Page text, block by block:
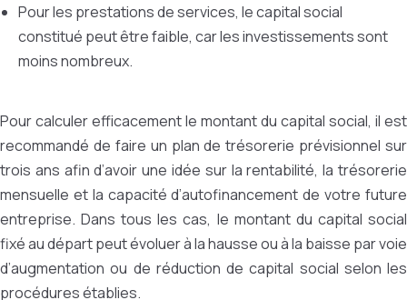
Pour les prestations de services, le capital social
constitué peut être faible, car les investissements sont
moins nombreux.
Pour calculer efficacement le montant du capital social, il est
recommandé de faire un plan de trésorerie prévisionnel sur
trois ans afin d’avoir une idée sur la rentabilité, la trésorerie
mensuelle et la capacité d’autofinancement de votre future
entreprise. Dans tous les cas, le montant du capital social
fixé au départ peut évoluer à la hausse ou à la baisse par voie
d’augmentation ou de réduction de capital social selon les
procédures établies.